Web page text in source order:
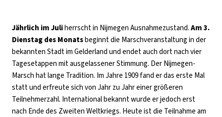
Jährlich im Juliherrscht in Nijmegen Ausnahmezustand.Am 3.
Dienstag des Monatsbeginnt die Marschveranstaltung in der
bekannten Stadt im Gelderland und endet auch dort nach vier
Tagesetappen mit ausgelassener Stimmung. Der Nijmegen-
Marsch hat lange Tradition. Im Jahre 1909 fand er das erste Mal
statt und erfreute sich von Jahr zu Jahr einer größeren
Teilnehmerzahl. International bekannt wurde er jedoch erst
nach Ende des Zweiten Weltkriegs. Heute ist die Teilnahme am